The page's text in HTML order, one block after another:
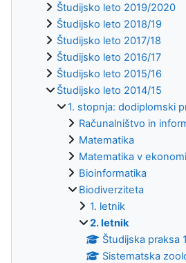
Študijsko leto 2019/2020
Študijsko leto 2018/19
Študijsko leto 2017/18
Študijsko leto 2016/17
Študijsko leto 2015/16
Študijsko leto 2014/15
1. stopnja: dodiplomski
Računalništvo in
Matematika
Matematika v
Bioinformatika
Biodiverziteta
1. letnik
2. letnik
Študijska praksa
Sistematska